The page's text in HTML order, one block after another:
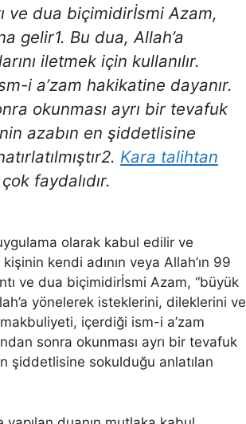
ve dua biçimidirİsmi Azam,
gelir1. Bu dua, Allah’a
iletmek için kullanılır.
i a’zam hakikatine dayanır.
okunması ayrı bir tevafuk
azabın en şiddetlisine
Kara talihtan
faydalıdır.
olarak kabul edilir ve
kendi adının veya Allah’ın 99
ve dua biçimidirİsmi Azam, “büyük
yönelerek isteklerini, dileklerini ve
makbuliyeti, içerdiği ism-i a’zam
sonra okunması ayrı bir tevafuk
şiddetlisine sokulduğu anlatılan